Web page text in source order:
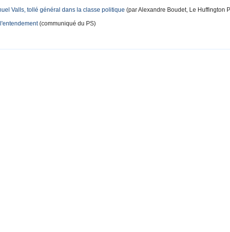
Valls, tollé général dans la classe politique (par Alexandre Boudet, Le Huffington
(communiqué du PS)